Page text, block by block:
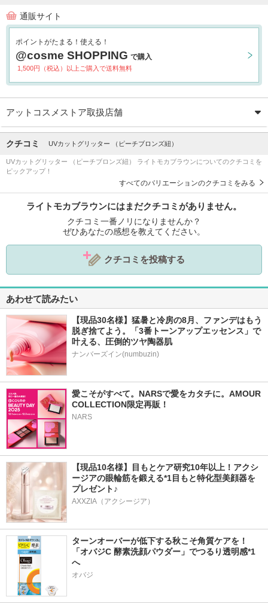
通販サイト
ポイントがたまる！使える！
@cosme SHOPPING で購入
1,500円（税込）以上ご購入で送料無料
アットコスメストア取扱店舗
クチコミ UVカットグリッター （ピーチブロンズ紐）
UVカットグリッター （ピーチブロンズ紐） ライトモカブラウンについてのクチコミを
ピックアップ！
すべてのバリエーションのクチコミをみる
ライトモカブラウンにはまだクチコミがありません。
クチコミ一番ノリになりませんか？
ぜひあなたの感想を教えてください。
クチコミを投稿する
あわせて読みたい
【現品30名様】猛暑と冷房の8月、ファンデはもう
脱ぎ捨てよう。「3番トーンアップエッセンス」で
叶える、圧倒的ツヤ陶器肌
ナンバーズイン(numbuzin)
愛こそがすべて。NARSで愛をカタチに。AMOUR
COLLECTION限定再販！
NARS
【現品10名様】目もとケア研究10年以上！アクシ
ージアの眼輪筋を鍛える*1目もと特化型美顔器を
プレゼント♪
AXXZIA（アクシージア）
ターンオーバーが低下する秋こそ角質ケアを！
「オバジC 酵素洗顔パウダー」でつるり透明感*1
へ
オバジ